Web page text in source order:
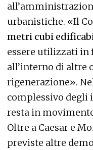
urbanistiche. «Il
metri cubi
essere utilizzati
all’interno di altre
rigenerazione».
complessivo degli
resta in
Oltre a Caesar e
previste altre